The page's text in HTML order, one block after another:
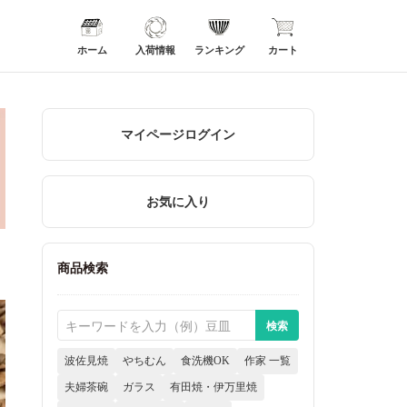
ホーム 入荷情報 ランキング カート
マイページログイン
お気に入り
商品検索
波佐見焼 やちむん 食洗機OK 作家 一覧
夫婦茶碗 ガラス 有田焼・伊万里焼